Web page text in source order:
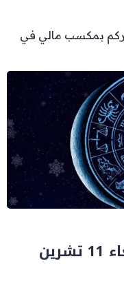
بمكسب مالي في
توقعات الأبراج ليوم الأربعاء 11 تشرين